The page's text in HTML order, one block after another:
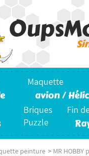
Maquette
avion /
Briques
Puzzle
Fin
peinture > MR